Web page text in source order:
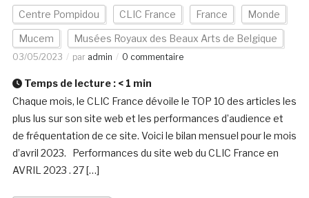
Centre Pompidou CLIC France France Monde
Mucem Musées Royaux des Beaux Arts de Belgique
03/05/2023 par admin 0 commentaire
Temps de lecture : < 1 min
Chaque mois, le CLIC France dévoile le TOP 10 des articles les
plus lus sur son site web et les performances d’audience et
de fréquentation de ce site. Voici le bilan mensuel pour le mois
d’avril 2023. Performances du site web du CLIC France en
AVRIL 2023 . 27 […]